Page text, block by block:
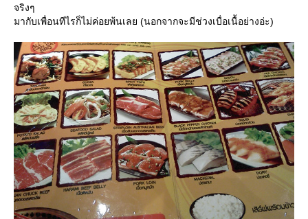
จริงๆ
มากับเพื่อนทีไรก็ไม่ค่อยพ้นเลย (นอกจากจะมีช่วงเบื่อเนื้อย่างอ่ะ)